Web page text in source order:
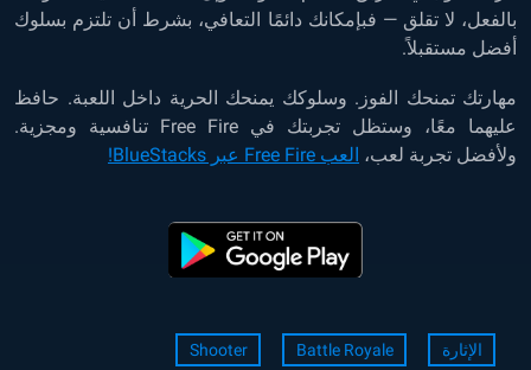
بالفعل، لا تقلق — فبإمكانك دائمًا التعافي، بشرط أن تلتزم بسلوك
أفضل مستقبلاً.
مهارتك تمنحك الفوز. وسلوكك يمنحك الحرية داخل اللعبة. حافظ
عليهما معًا، وستظل تجربتك في Free Fire تنافسية ومجزية.
ولأفضل تجربة لعب، العب Free Fire عبر BlueStacks!
الإثارة Battle Royale
Shooter